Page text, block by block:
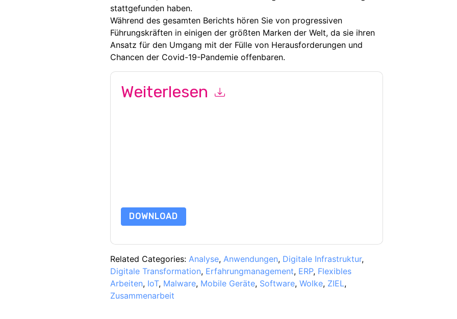
stattgefunden haben.
Während des gesamten Berichts hören Sie von progressiven
Führungskräften in einigen der größten Marken der Welt, da sie ihren
Ansatz für den Umgang mit der Fülle von Herausforderungen und
Chancen der Covid-19-Pandemie offenbaren.
Weiterlesen
DOWNLOAD
Related Categories: Analyse, Anwendungen, Digitale Infrastruktur,
Digitale Transformation, Erfahrungmanagement, ERP, Flexibles
Arbeiten, IoT, Malware, Mobile Geräte, Software,Wolke, ZIEL,
Zusammenarbeit